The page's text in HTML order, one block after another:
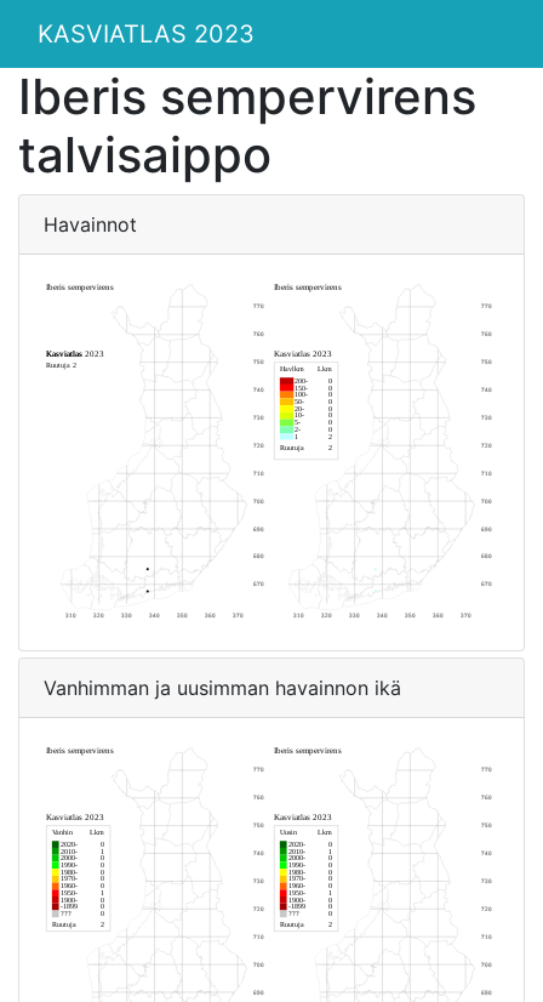
KASVIATLAS 2023
Iberis sempervirens
talvisaippo
Havainnot
Vanhimman ja uusimman havainnon ikä